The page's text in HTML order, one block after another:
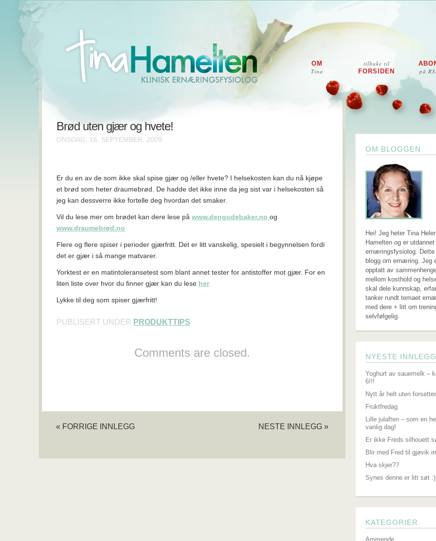
på
tilbake til
FORSIDEN
OM
Tina
Brød uten gjær og hvete!
ONSDAG, 16. SEPTEMBER, 2009
Er du en av de som ikke skal spise gjær og /eller hvete? I helsekosten kan du nå kjøpe
et brød som heter draumebrød. De hadde det ikke inne da jeg sist var i helsekosten så
jeg kan dessverre ikke fortelle deg hvordan det smaker.
Vil du lese mer om brødet kan dere lese på www.dengodebaker.no og
www.draumebrød.no
Flere og flere spiser i perioder gjærfritt. Det er litt vanskelig, spesielt i begynnelsen fordi
det er gjær i så mange matvarer.
Yorktest er en matintoleransetest som blant annet tester for antistoffer mot gjær. For en
liten liste over hvor du finner gjær kan du lese her
Lykke til deg som spiser gjærfritt!
PUBLISERT UNDER PRODUKTTIPS
Comments are closed.
« FORRIGE INNLEGG NESTE INNLEGG »
OM BLOGGEN
Hei! Jeg heter Tina
Hamelten og er
ernæringsfysiolog. Dette
blogg om ernæring. Jeg
opptatt av
mellom kosthold og
skal dele kunnskap,
tanker rundt temaet
med dere + litt om
selvfølgelig.
NYESTE INNLEGG
Yoghurt av sauemelk –
6!!!
Nytt år helt uten forsetter
Fruktfredag
Lille julaften – som en
vanlig dag!
Er ikke Freds silhouett
Blir med Fred til gjøvik
Hva skjer??
Synes denne er litt søt :)
KATEGORIER
Ammende